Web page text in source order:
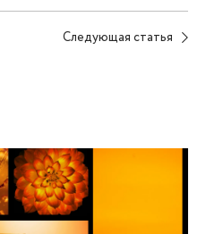
Следующая статья